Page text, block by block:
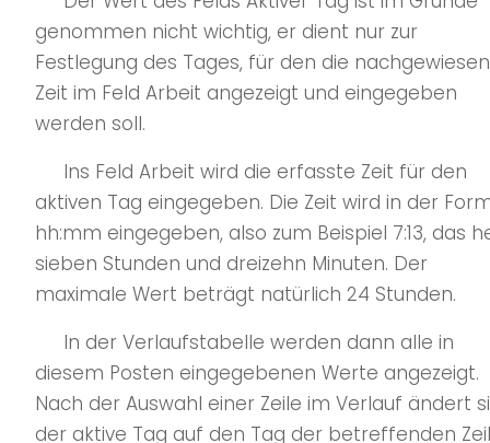
genommen nicht wichtig, er dient nur zur
Festlegung des Tages, für den die
Zeit im Feld Arbeit angezeigt und eingegeben
werden soll.
Ins Feld Arbeit wird die erfasste Zeit für den
aktiven Tag eingegeben. Die Zeit wird in der
hh:mm eingegeben, also zum Beispiel 7:13, das
sieben Stunden und dreizehn Minuten. Der
maximale Wert beträgt natürlich 24 Stunden.
In der Verlaufstabelle werden dann alle in
diesem Posten eingegebenen Werte angezeigt.
Nach der Auswahl einer Zeile im Verlauf ändert
der aktive Tag auf den Tag der betreffenden